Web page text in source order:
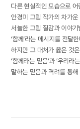
다른 현실적인 모습으로
안경미 그림 작가의 차가
서늘한 그림 질감과 이야
‘함께’라는 메시지를 전달
하지만 그 대처가 옳은 것
‘함께라는 믿음’과 ‘우리라
말하는 믿음과 격려를 통